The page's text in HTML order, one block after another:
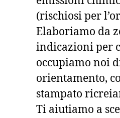
(rischiosi per
Elaboriamo da
indicazioni per
occupiamo noi
orientamento,
stampato
Ti aiutiamo a